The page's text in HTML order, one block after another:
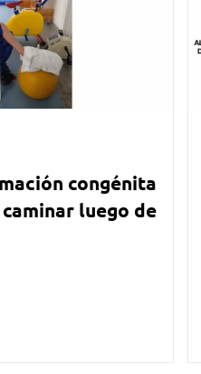
congénita
luego de